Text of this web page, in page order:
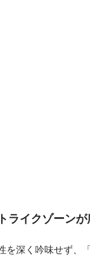
ライクゾーンが
を深く吟味せず、